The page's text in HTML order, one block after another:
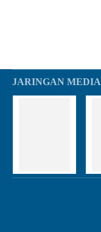
JARINGAN MEDIA